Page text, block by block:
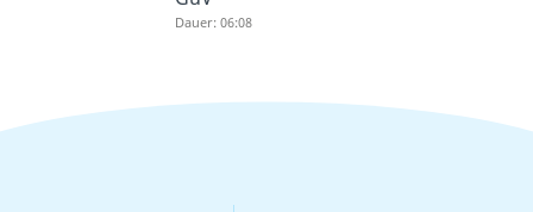
Dauer: 06:08